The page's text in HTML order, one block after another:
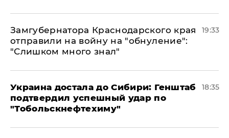
Замгубернатора Краснодарского края
отправили на войну на "обнуление":
"Слишком много знал"
19:33
Украина достала до Сибири: Генштаб
подтвердил успешный удар по
"Тобольскнефтехиму"
18:35